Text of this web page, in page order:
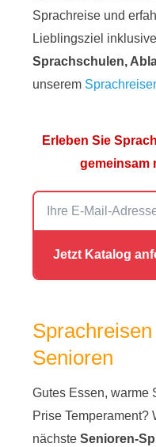
Sprachreise und
Lieblingsziel
Sprachschulen,
unserem
Erleben Sie
gemeinsam
Senioren
Gutes Essen, warme
Prise Temperament?
nächste Senioren-